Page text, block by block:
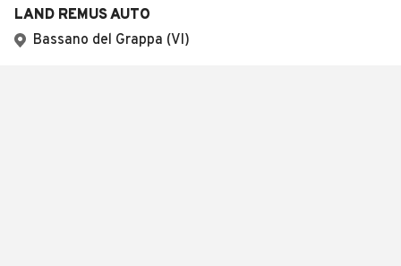
LAND REMUS AUTO
Bassano del Grappa (VI)